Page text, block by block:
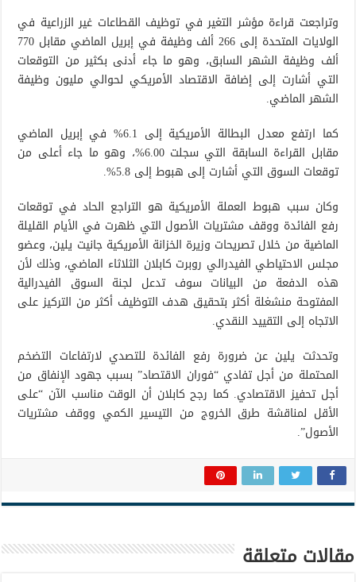
وتراجعت قراءة مؤشر التغير في توظيف القطاعات غير الزراعية في
الولايات المتحدة إلى 266 ألف وظيفة في إبريل الماضي مقابل 770
ألف وظيفة الشهر السابق، وهو ما جاء أدنى بكثير من التوقعات
التي أشارت إلى إضافة الاقتصاد الأمريكي لحوالي مليون وظيفة
الشهر الماضي.
كما ارتفع معدل البطالة الأمريكية إلى 6.1% في إبريل الماضي
مقابل القراءة السابقة التي سجلت 6.00%، وهو ما جاء أعلى من
توقعات السوق التي أشارت إلى هبوط إلى 5.8%.
وكان سبب هبوط العملة الأمريكية هو التراجع الحاد في توقعات
رفع الفائدة ووقف مشتريات الأصول التي ظهرت في الأيام القليلة
الماضية من خلال تصريحات وزيرة الخزانة الأمريكية جانيت يلين، وعضو
مجلس الاحتياطي الفيدرالي روبرت كابلان الثلاثاء الماضي، وذلك لأن
هذه الدفعة من البيانات سوف تدعل لجنة السوق الفيدرالية
المفتوحة منشغلة أكثر بتحقيق هدف التوظيف أكثر من التركيز على
الاتجاه إلى التقييد النقدي.
وتحدثت يلين عن ضرورة رفع الفائدة للتصدي لارتفاعات التضخم
المحتملة من أجل تفادي “فوران الاقتصاد” بسبب جهود الإنفاق من
أجل تحفيز الاقتصادي. كما رجح كابلان أن الوقت مناسب الآن “على
الأقل لمناقشة طرق الخروج من التيسير الكمي ووقف مشتريات
الأصول”.
مقالات متعلقة